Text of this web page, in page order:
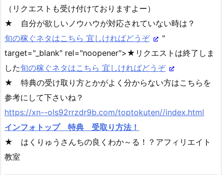
（リクエストも受け付けておりますよー）
★ 自分が欲しいノウハウが対応されていない時は？
旬の稼ぐネタはこちら 宜しければどうぞ
"
target="_blank" rel="noopener">★リクエストは終了しま
した旬の稼ぐネタはこちら 宜しければどうぞ
★ 特典の受け取り方とかがよく分からない方はこちらを
参考にして下さいね？
https://xn--ols92rrzdr9b.com/toptokuten//index.html
インフォトップ 特典 受取り方法！
★ はくりゅうさんちの良くわか～る！？アフィリエイト
教室